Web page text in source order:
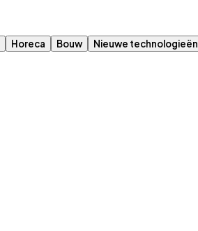
Horeca Bouw Nieuwe technologieën